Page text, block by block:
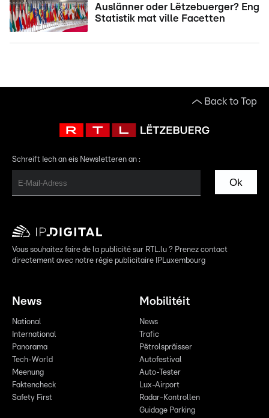
Auslänner oder Lëtzebuerger? Eng
Statistik mat ville Facetten
Back to Top
Schreift Iech an eis Newsletteren an :
Ok
Vous souhaitez faire de la publicité sur RTL.lu ? Prenez contact
directement avec notre régie publicitaire IPLuxembourg
News
National
International
Panorama
Tech-World
Meenung
Faktencheck
Safety First
Mobilitéit
News
Trafic
Pëtrolspräisser
Autofestival
Auto-Tester
Lux-Airport
Radar-Kontrollen
Guidage Parking